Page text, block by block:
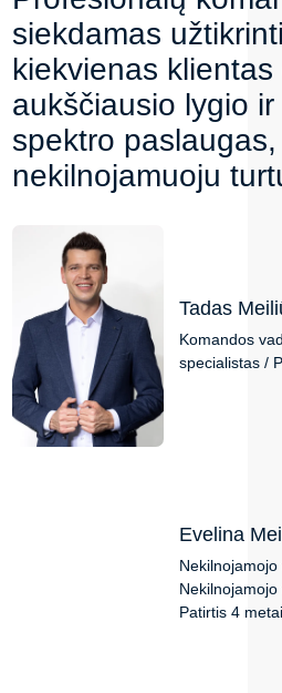
siekdamas
kiekvienas klientas
aukščiausio lygio
spektro
nekilnojamuoju
Tadas
Komandos
specialistas /
Evelina
Patirtis 4 metai